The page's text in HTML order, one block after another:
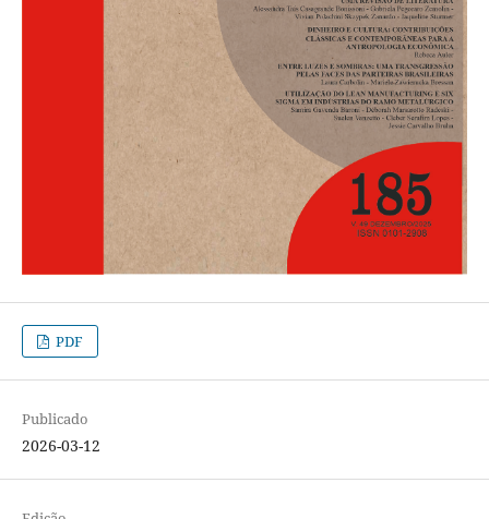
PDF
Publicado
2026-03-12